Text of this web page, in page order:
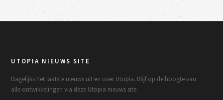
UTOPIA NIEUWS SITE
Dagelijks het laatste nieuws uit en over Utopia. Blijf op de hoogte van
alle ontwikkelingen via deze Utopia nieuws site.